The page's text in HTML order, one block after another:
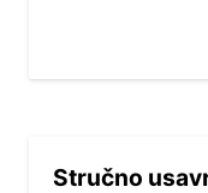
Stručno